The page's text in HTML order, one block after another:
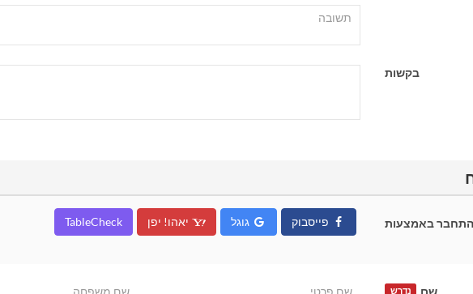
בקשות
התחבר באמצעות פייסבוק גוגל יאהו! יפן TableCheck
שם נדרש